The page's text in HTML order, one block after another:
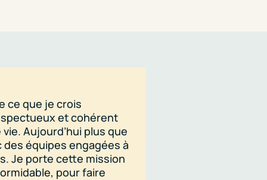
ce que je crois
et cohérent
Aujourd’hui plus que
équipes engagées à
Je porte cette mission
pour faire